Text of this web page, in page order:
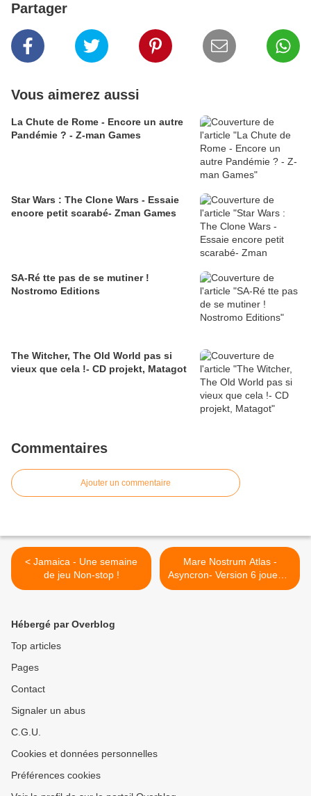
Partager
Vous aimerez aussi
La Chute de Rome - Encore un autre
Pandémie ? - Z-man Games
Star Wars : The Clone Wars - Essaie
encore petit scarabé- Zman Games
SA-Ré tte pas de se mutiner !
Nostromo Editions
The Witcher, The Old World pas si
vieux que cela !- CD projekt, Matagot
Commentaires
Ajouter un commentaire
< Jamaica - Une semaine
de jeu Non-stop !
Mare Nostrum Atlas -
Asyncron- Version 6 joueurs
- Une semaine de jeu Non-
Hébergé par Overblog
Top articles
Pages
Contact
Signaler un abus
C.G.U.
Cookies et données personnelles
Préférences cookies